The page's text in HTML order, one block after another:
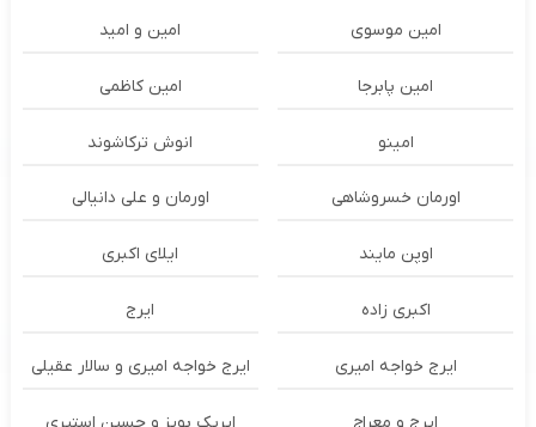
امین موسوی امین و امید
امین پابرجا امین کاظمی
امینو انوش ترکاشوند
اورمان خسروشاهی اورمان و علی دانیالی
اوپن مایند ايلاى اكبرى
اکبری زاده ایرج
ایرج خواجه امیری ایرج خواجه امیری و سالار عقیلی
ایرج و معراج ایریک بویز و حسین استیری